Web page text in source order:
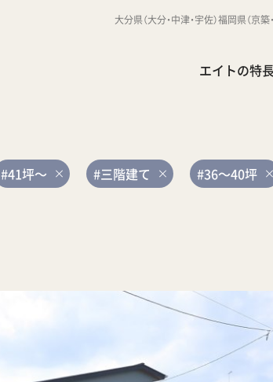
大分県（大分・中津・宇佐）福岡県（
エイトの特長
#41坪～ #三階建て #36～40坪